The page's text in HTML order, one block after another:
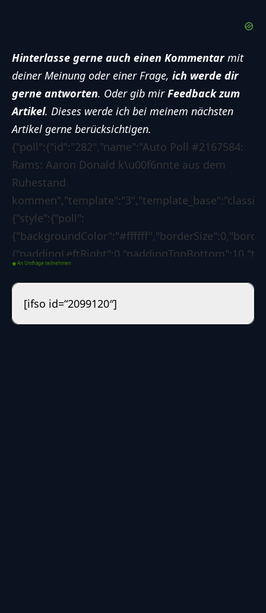
Hinterlasse gerne auch einen Kommentarmit
deiner Meinung oder einer Frage, ich werde dir
gerne antworten. Oder gib mirFeedback zum
Artikel. Dieses werde ich bei meinem nächsten
Artikel gerne berücksichtigen.
{"poll":{"id":"282","name":"Auto Poll #2167584:
Rams: Aaron Donald k\u00f6nnte aus dem
Ruhestand
{"style":{"poll":
[]},"options":{"poll":
An Umfrage teilnehmen
[ifso id=“2099120″]